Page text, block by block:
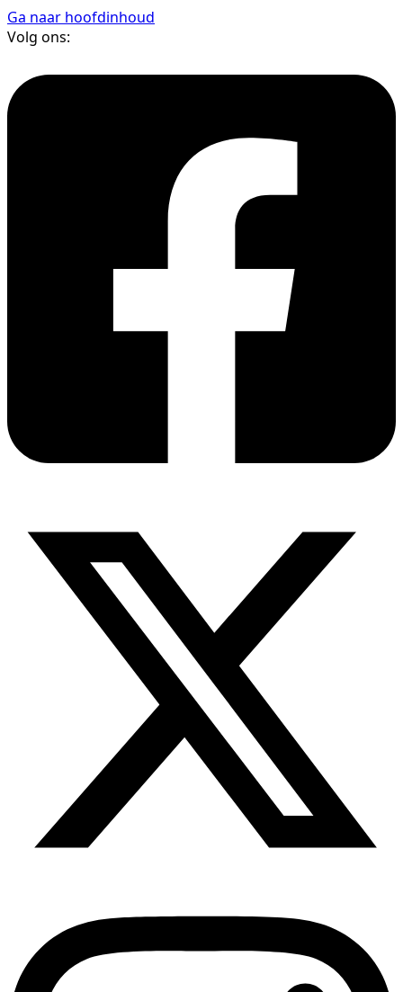
Ga naar hoofdinhoud
Volg ons: